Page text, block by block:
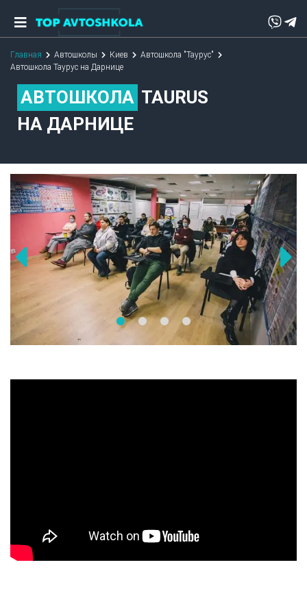
Главная Автошколы Киев
Автошкола "Таурус"
Автошкола Таурус на Дарнице
АВТОШКОЛА TAURUS
НА ДАРНИЦЕ